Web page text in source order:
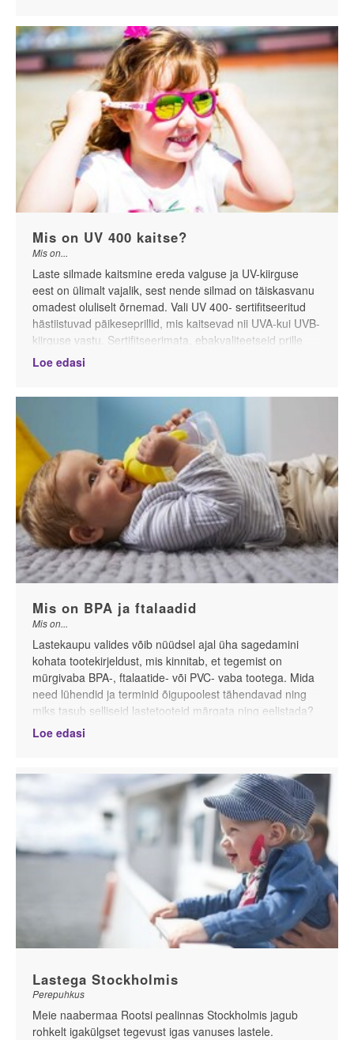
klassifitseerinud päikese- ehk UV-kiirguse inimesele vähki
tekitavate faktorite hulka.UV-kiirgust jagatakse kolme
gruppi: UV-A, UV-B ja UV-C, sõltuvalt sellest, kui
energiaintensiivne kiirgus on. Energia kiirguses aga
sõltub selle lainepikkusest, lühem lainepikkus tekitab
energiaintensiivsema kiirguse.
Erinevad UV-grupid
Mis on UV 400 kaitse?
Mis on...
Laste silmade kaitsmine ereda valguse ja UV-kiirguse
eest on ülimalt vajalik, sest nende silmad on täiskasvanu
omadest oluliselt õrnemad. Vali UV 400- sertifitseeritud
hästiistuvad päikeseprillid, mis kaitsevad nii UVA-kui UVB-
kiirguse vastu. Sertifitseerimata, ebakvaliteetseid prille
kasutades võid kahjustada lapse silmi enamgi kui üldse
Loe edasi
Mis on BPA ja ftalaadid
Mis on...
Lastekaupu valides võib nüüdsel ajal üha sagedamini
kohata tootekirjeldust, mis kinnitab, et tegemist on
mürgivaba BPA-, ftalaatide- või PVC- vaba tootega. Mida
need lühendid ja terminid õigupoolest tähendavad ning
miks tasub selliseid lastetooteid märgata ning eelistada?
Loe edasi
Lastega Stockholmis
Perepuhkus
Meie naabermaa Rootsi pealinnas Stockholmis jagub
rohkelt igakülgset tegevust igas vanuses lastele.